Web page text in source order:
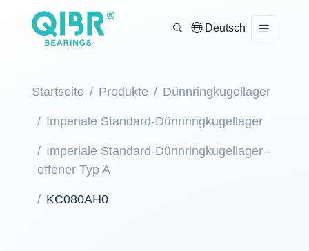
Deutsch
Startseite Produkte Dünnringkugellager
Imperiale Standard-Dünnringkugellager
Imperiale Standard-Dünnringkugellager -
offener Typ A
KC080AH0